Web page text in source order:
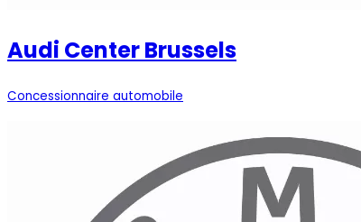
Audi Center Brussels
Concessionnaire automobile